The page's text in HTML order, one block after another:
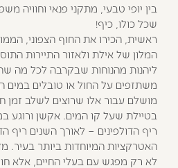
בין יופי טבעי, מתקני פנאי וחוויה
שכל כולו, כיף!
ראשית, הכירו את החוף הצפוני,
המלון של אילת ולאזור התיירות
ליהנות מהנוחות שבקרבה לכל מה
משתזפים על החול או טובלים במים
מושלם עבור אלו שרוצים לשלב זמן
בטיילת שעל קו המים. אקשן ורוגע
ריף הדולפינים – לאורך השנים ריף
האטרקציות המיוחדות ביותר בעיר.
לא רק מפגש עם בעלי החיים, אלא